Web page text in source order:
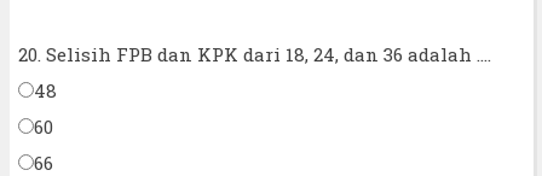
20. Selisih FPB dan KPK dari 18, 24, dan 36 adalah ....
48
60
66